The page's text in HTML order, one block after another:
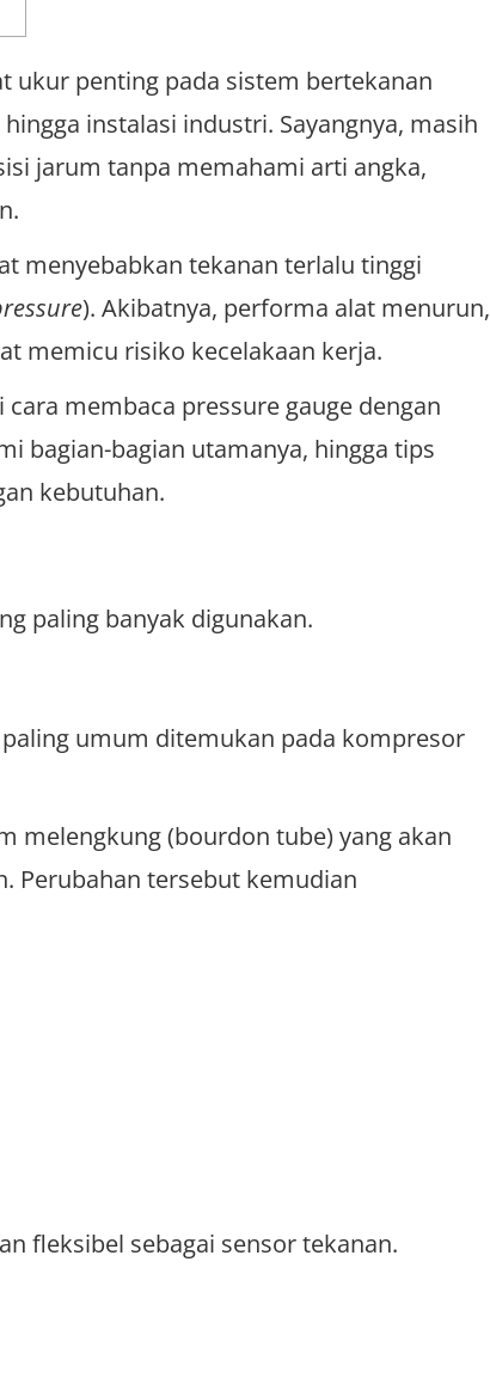
ukur penting pada sistem bertekanan
instalasi industri. Sayangnya, masih
jarum tanpa memahami arti angka,
menyebabkan tekanan terlalu tinggi
). Akibatnya, performa alat menurun,
memicu risiko kecelakaan kerja.
membaca pressure gauge dengan
bagian-bagian utamanya, hingga tips
kebutuhan.
paling banyak digunakan.
umum ditemukan pada kompresor
melengkung (bourdon tube) yang akan
Perubahan tersebut kemudian
fleksibel sebagai sensor tekanan.